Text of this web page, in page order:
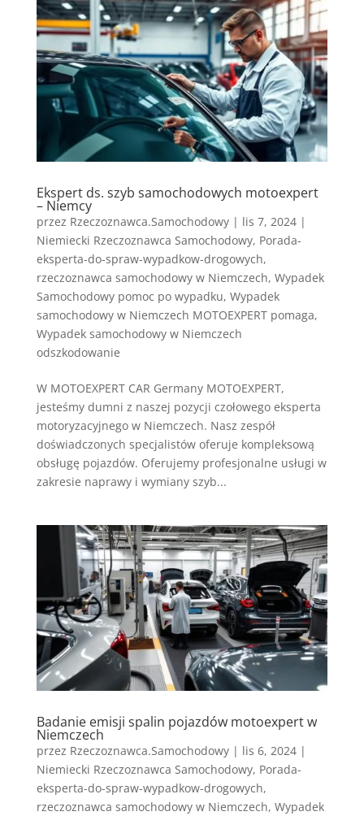
Ekspert ds. szyb samochodowych motoexpert
– Niemcy
przez Rzeczoznawca.Samochodowy| lis 7, 2024|
Niemiecki Rzeczoznawca Samochodowy, Porada-
eksperta-do-spraw-wypadkow-drogowych,
rzeczoznawca samochodowy w Niemczech, Wypadek
Samochodowy pomoc po wypadku, Wypadek
samochodowy w Niemczech MOTOEXPERT pomaga,
Wypadek samochodowy w Niemczech
odszkodowanie
W MOTOEXPERT CAR Germany MOTOEXPERT,
jesteśmy dumni z naszej pozycji czołowego eksperta
motoryzacyjnego w Niemczech. Nasz zespół
doświadczonych specjalistów oferuje kompleksową
obsługę pojazdów. Oferujemy profesjonalne usługi w
zakresie naprawy i wymiany szyb...
Badanie emisji spalin pojazdów motoexpert w
Niemczech
przez Rzeczoznawca.Samochodowy| lis 6, 2024|
Niemiecki Rzeczoznawca Samochodowy, Porada-
eksperta-do-spraw-wypadkow-drogowych,
rzeczoznawca samochodowy w Niemczech, Wypadek